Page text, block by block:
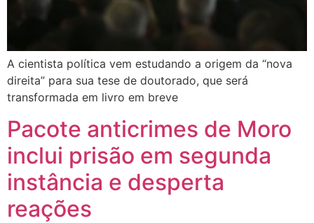
A cientista política vem estudando a origem da “nova
direita” para sua tese de doutorado, que será
transformada em livro em breve
Pacote anticrimes de Moro
inclui prisão em segunda
instância e desperta
reações